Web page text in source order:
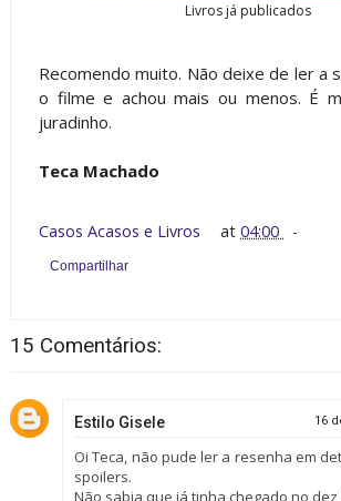
Livros já publicados
Recomendo muito. Não deixe de ler a
o filme e achou mais ou menos. É
juradinho.
Teca Machado
Casos Acasos e Livros at04:00
Compartilhar
15 Comentários:
Estilo Gisele 16
Oi Teca, não pude ler a resenha em
spoilers.
Não sabia que já tinha chegado no